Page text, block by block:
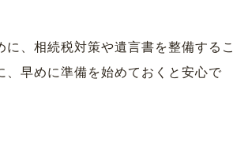
、相続税対策や遺言書を整備するこ
、早めに準備を始めておくと安心で